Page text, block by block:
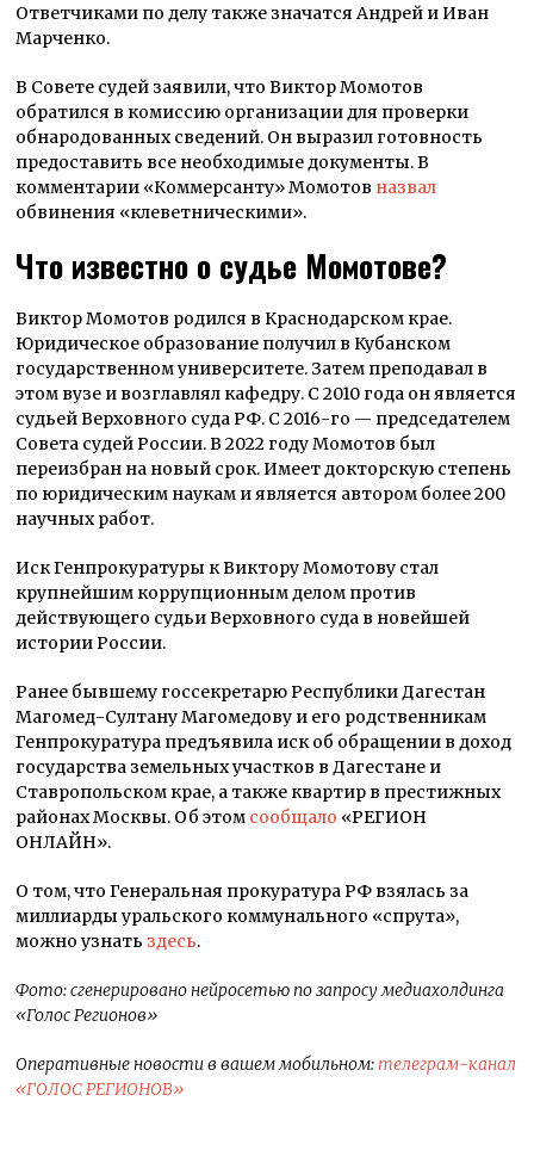
Ответчиками по делу также значатся Андрей и Иван
Марченко.
В Совете судей заявили, что Виктор Момотов
обратился в комиссию организации для проверки
обнародованных сведений. Он выразил готовность
предоставить все необходимые документы. В
комментарии «Коммерсанту» Момотов назвал
обвинения «клеветническими».
Что известно о судье Момотове?
Виктор Момотов родился в Краснодарском крае.
Юридическое образование получил в Кубанском
государственном университете. Затем преподавал в
этом вузе и возглавлял кафедру. С 2010 года он является
судьей Верховного суда РФ. С 2016-го — председателем
Совета судей России. В 2022 году Момотов был
переизбран на новый срок. Имеет докторскую степень
по юридическим наукам и является автором более 200
научных работ.
Иск Генпрокуратуры к Виктору Момотову стал
крупнейшим коррупционным делом против
действующего судьи Верховного суда в новейшей
истории России.
Ранее бывшему госсекретарю Республики Дагестан
Магомед-Султану Магомедову и его родственникам
Генпрокуратура предъявила иск об обращении в доход
государства земельных участков в Дагестане и
Ставропольском крае, а также квартир в престижных
районах Москвы. Об этом сообщало «РЕГИОН
ОНЛАЙН».
О том, что Генеральная прокуратура РФ взялась за
миллиарды уральского коммунального «спрута»,
можно узнать здесь.
Фото: сгенерировано нейросетью по запросу медиахолдинга
«Голос Регионов»
Оперативные новости в вашем мобильном:телеграм-канал
«ГОЛОС РЕГИОНОВ»